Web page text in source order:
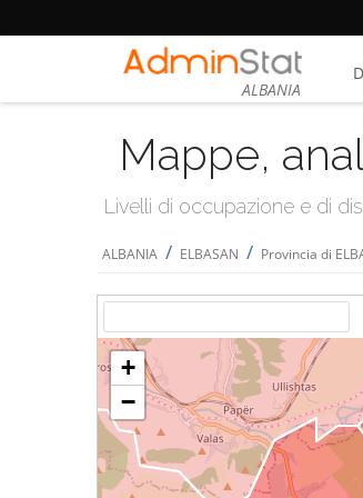
ALBANIA
Mappe,
Livelli di occupazione e di
ALBANIA / ELBASAN / Provincia di